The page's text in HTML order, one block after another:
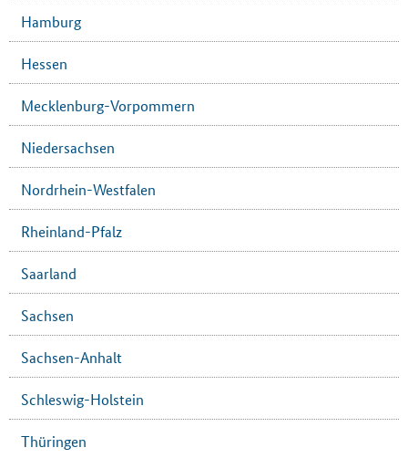
Hamburg
Hessen
Mecklenburg-Vorpommern
Niedersachsen
Nordrhein-Westfalen
Rheinland-Pfalz
Saarland
Sachsen
Sachsen-Anhalt
Schleswig-Holstein
Thüringen